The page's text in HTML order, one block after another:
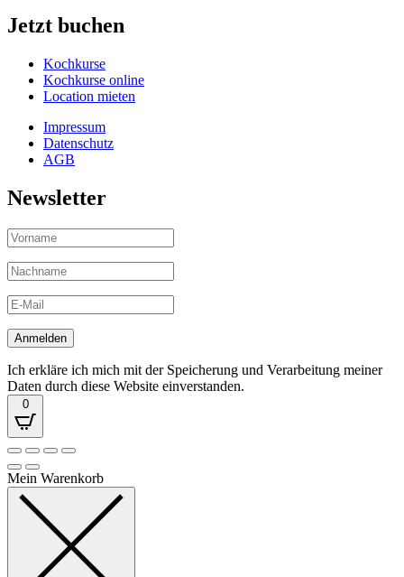
Jetzt buchen
Kochkurse
Kochkurse online
Location mieten
Impressum
Datenschutz
AGB
Newsletter
Ich erkläre ich mich mit der Speicherung und Verarbeitung meiner
Daten durch diese Website einverstanden.
0
Mein Warenkorb